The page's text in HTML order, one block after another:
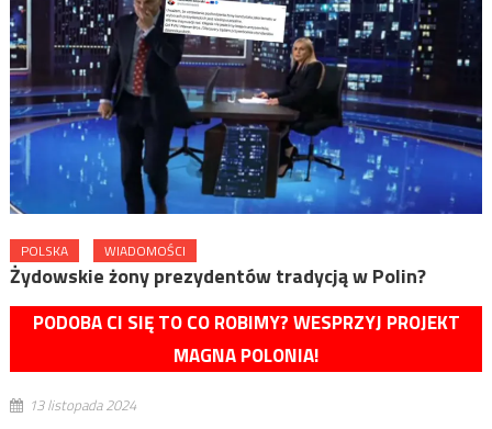
POLSKA WIADOMOŚCI
Żydowskie żony prezydentów tradycją w Polin?
PODOBA CI SIĘ TO CO ROBIMY? WESPRZYJ PROJEKT
MAGNA POLONIA!
13 listopada 2024